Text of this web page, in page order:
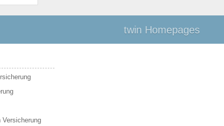
twin Homepages
Versicherung